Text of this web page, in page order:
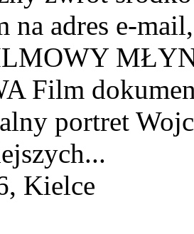
na adres e-
Film
portret
Kielce